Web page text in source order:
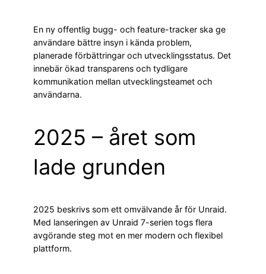
En ny offentlig bugg- och feature-tracker ska ge
användare bättre insyn i kända problem,
planerade förbättringar och utvecklingsstatus. Det
innebär ökad transparens och tydligare
kommunikation mellan utvecklingsteamet och
användarna.
2025 – året som
lade grunden
2025 beskrivs som ett omvälvande år för Unraid.
Med lanseringen av Unraid 7-serien togs flera
avgörande steg mot en mer modern och flexibel
plattform.